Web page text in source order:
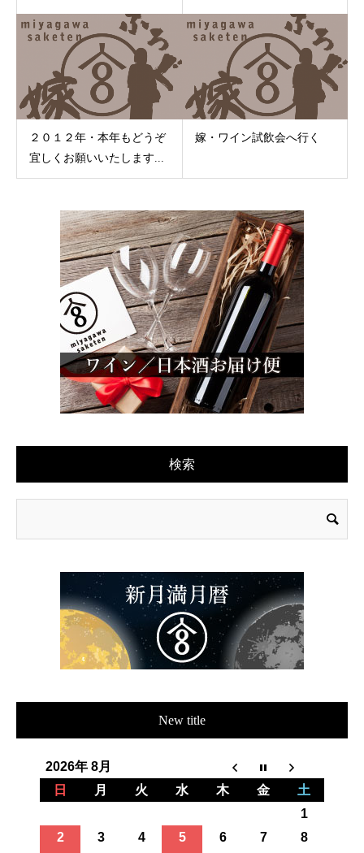
２０１２年・本年もどうぞ
宜しくお願いいたします...
嫁・ワイン試飲会へ行く
検索
New title
2026年 8月
日
月 火 水 木 金
土
1
2
3 4 5 6 7
8